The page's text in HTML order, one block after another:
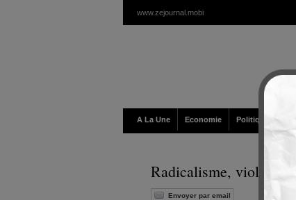
www.zejournal.mobi
A La Une Economie Politique /
Radicalisme,
Envoyer par email